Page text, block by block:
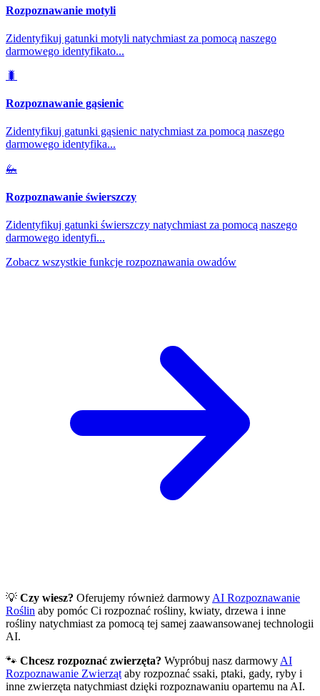
Rozpoznawanie motyli
Zidentyfikuj gatunki motyli natychmiast za pomocą naszego
darmowego identyfikato...
🐛
Rozpoznawanie gąsienic
Zidentyfikuj gatunki gąsienic natychmiast za pomocą naszego
darmowego identyfika...
🦗
Rozpoznawanie świerszczy
Zidentyfikuj gatunki świerszczy natychmiast za pomocą naszego
darmowego identyfi...
Zobacz wszystkie funkcje rozpoznawania owadów
💡 Czy wiesz? Oferujemy również darmowy AI Rozpoznawanie
Roślin aby pomóc Ci rozpoznać rośliny, kwiaty, drzewa i inne
rośliny natychmiast za pomocą tej samej zaawansowanej technologii
AI.
🐾 Chcesz rozpoznać zwierzęta? Wypróbuj nasz darmowy AI
Rozpoznawanie Zwierząt aby rozpoznać ssaki, ptaki, gady, ryby i
inne zwierzęta natychmiast dzięki rozpoznawaniu opartemu na AI.